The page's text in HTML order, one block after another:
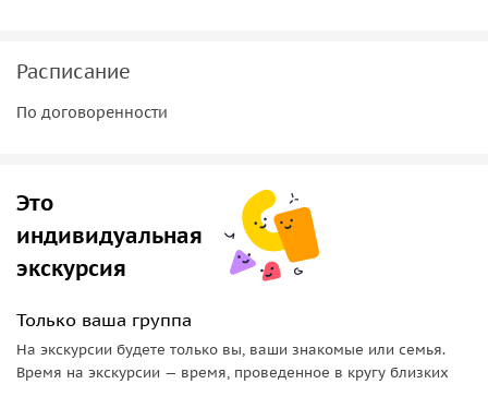
Расписание
По договоренности
Это
индивидуальная
экскурсия
Только ваша группа
На экскурсии будете только вы, ваши знакомые или семья.
Время на экскурсии — время, проведенное в кругу близких